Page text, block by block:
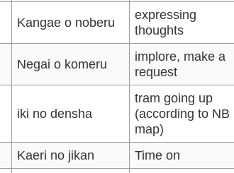
Kangae o noberu
expressing
thoughts
Negai o komeru
implore, make a
request
iki no densha
tram going up
(according to NB
map)
Kaeri no jikan
Time on